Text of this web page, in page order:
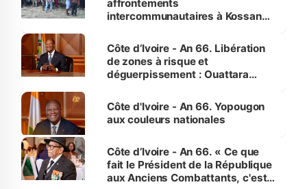
affrontements
intercommunautaires à Kossandji
milieu des sinistrés
Côte d’Ivoire - An 66. Libération
de zones à risque et
déguerpissement : Ouattara
l'Etat de droit pour préserver les
vies humaines »
Côte d'Ivoire - An 66. Yopougon
aux couleurs nationales
Côte d’Ivoire - An 66. « Ce que
fait le Président de la République
aux Anciens Combattants, c'est